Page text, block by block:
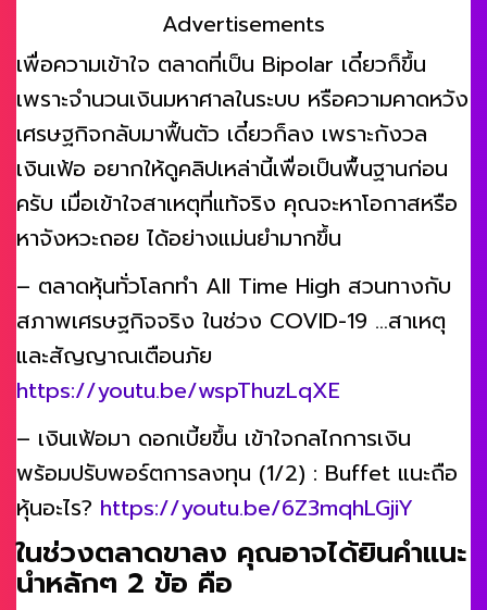
Advertisements
เพื่อความเข้าใจ ตลาดที่เป็น Bipolar เดี๋ยวก็ขึ้น
เพราะจำนวนเงินมหาศาลในระบบ หรือความคาดหวัง
เศรษฐกิจกลับมาฟื้นตัว เดี๋ยวก็ลง เพราะกังวล
เงินเฟ้อ อยากให้ดูคลิปเหล่านี้เพื่อเป็นพื้นฐานก่อน
ครับ เมื่อเข้าใจสาเหตุที่แท้จริง คุณจะหาโอกาสหรือ
หาจังหวะถอย ได้อย่างแม่นยำมากขึ้น
– ตลาดหุ้นทั่วโลกทำ All Time High สวนทางกับ
สภาพเศรษฐกิจจริง ในช่วง COVID-19 …สาเหตุ
และสัญญาณเตือนภัย
https://youtu.be/wspThuzLqXE
– เงินเฟ้อมา ดอกเบี้ยขึ้น เข้าใจกลไกการเงิน
พร้อมปรับพอร์ตการลงทุน (1/2) : Buffet แนะถือ
หุ้นอะไร? https://youtu.be/6Z3mqhLGjiY
ในช่วงตลาดขาลง คุณอาจได้ยินคำแนะ
นำหลักๆ 2 ข้อ คือ